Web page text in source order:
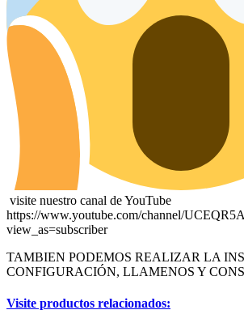
visite nuestro canal de YouTube
https://www.youtube.com/channel/
view_as=subscriber
TAMBIEN PODEMOS REALIZAR LA
CONFIGURACIÓN, LLAMENOS Y
Visite productos relacionados: